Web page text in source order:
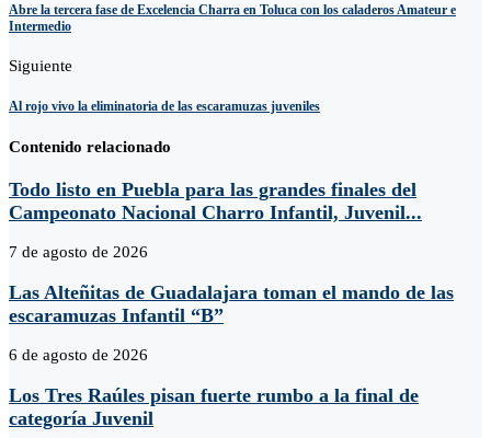
Abre la tercera fase de Excelencia Charra en Toluca con los caladeros Amateur e
Intermedio
Siguiente
Al rojo vivo la eliminatoria de las escaramuzas juveniles
Contenido relacionado
Todo listo en Puebla para las grandes finales del
Campeonato Nacional Charro Infantil, Juvenil...
7 de agosto de 2026
Las Alteñitas de Guadalajara toman el mando de las
escaramuzas Infantil “B”
6 de agosto de 2026
Los Tres Raúles pisan fuerte rumbo a la final de
categoría Juvenil